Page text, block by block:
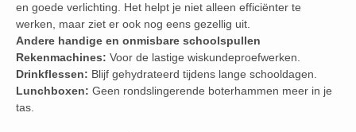
en goede verlichting. Het helpt je niet alleen efficiënter te
werken, maar ziet er ook nog eens gezellig uit.
Andere handige en onmisbare schoolspullen
Rekenmachines: Voor de lastige wiskundeproefwerken.
Drinkflessen: Blijf gehydrateerd tijdens lange schooldagen.
Lunchboxen: Geen rondslingerende boterhammen meer in je
tas.